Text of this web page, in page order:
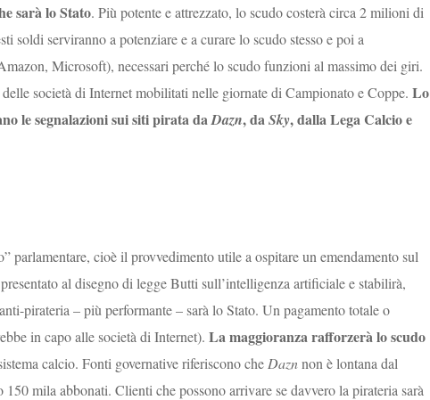
sarà lo Stato. Più potente e attrezzato, lo scudo costerà circa 2 milioni di
soldi serviranno a potenziare e a curare lo scudo stesso e poi a
Microsoft), necessari perché lo scudo funzioni al massimo dei giri.
società di Internet mobilitati nelle giornate di Campionato e Coppe. Lo
le segnalazioni sui siti pirata daDazn, daSky, dalla Lega Calcio e
parlamentare, cioè il provvedimento utile a ospitare un emendamento sul
al disegno di legge Butti sull’intelligenza artificiale e stabilirà,
pirateria – più performante – sarà lo Stato. Un pagamento totale o
in capo alle società di Internet). La maggioranza rafforzerà lo scudo
calcio. Fonti governative riferiscono che Daznnon è lontana dal
mila abbonati. Clienti che possono arrivare se davvero la pirateria sarà